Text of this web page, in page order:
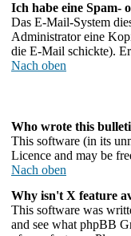
Ich habe eine Spam-
Das E-Mail-System
Administrator eine
die E-Mail schickte).
Nach oben
Who wrote this
This software (in its
Licence and may be
Nach oben
Why isn't X feature
This software was
and see what phpBB